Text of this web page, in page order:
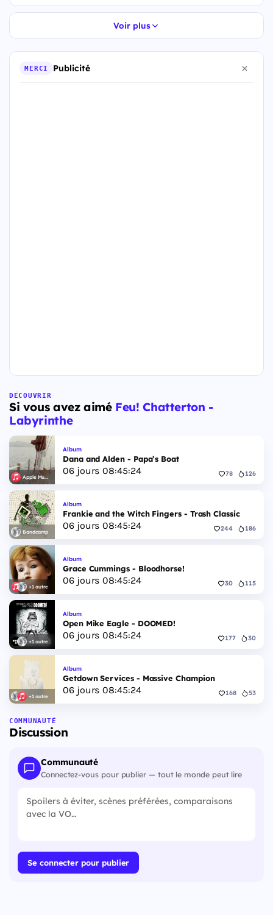
Voir plus
MERCI Publicité
DÉCOUVRIR
Si vous avez aimé Feu! Chatterton -
Labyrinthe
Apple Music
Album
Dana and Alden - Papa’s Boat
06jours 08:45:23 78 126
Bandcamp
Album
Frankie and the Witch Fingers - Trash Classic
06jours 08:45:23 244 186
+1 autre
Album
Grace Cummings - Bloodhorse!
06jours 08:45:23 30 115
+1 autre
Album
Open Mike Eagle - DOOMED!
06jours 08:45:23 177 30
+1 autre
Album
Getdown Services - Massive Champion
06jours 08:45:23 168 53
COMMUNAUTÉ
Discussion
Communauté
Connectez-vous pour publier — tout le monde peut lire
Se connecter pour publier